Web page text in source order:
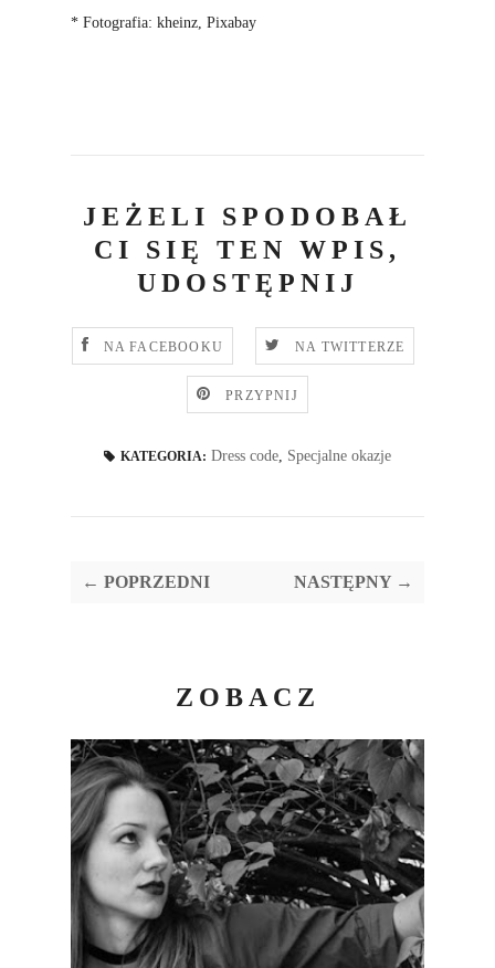
* Fotografia: kheinz, Pixabay
JEŻELI SPODOBAŁ
CI SIĘ TEN WPIS,
UDOSTĘPNIJ
NA FACEBOOKU NA TWITTERZE
PRZYPNIJ
KATEGORIA: Dress code, Specjalne okazje
← POPRZEDNI NASTĘPNY →
ZOBACZ